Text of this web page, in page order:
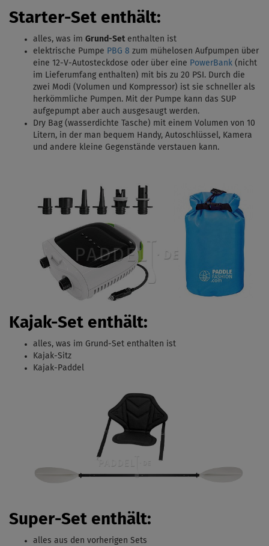
Starter-Set enthält:
alles, was im Grund-Set enthalten ist
elektrische Pumpe PBG 8 zum mühelosen Aufpumpen über
eine 12-V-Autosteckdose oder über eine PowerBank (nicht
im Lieferumfang enthalten) mit bis zu 20 PSI. Durch die
zwei Modi (Volumen und Kompressor) ist sie schneller als
herkömmliche Pumpen. Mit der Pumpe kann das SUP
aufgepumpt aber auch ausgesaugt werden.
Dry Bag (wasserdichte Tasche) mit einem Volumen von 10
Litern, in der man bequem Handy, Autoschlüssel, Kamera
und andere kleine Gegenstände verstauen kann.
Kajak-Set enthält:
alles, was im Grund-Set enthalten ist
Kajak-Sitz
Kajak-Paddel
Super-Set enthält:
alles aus den vorherigen Sets